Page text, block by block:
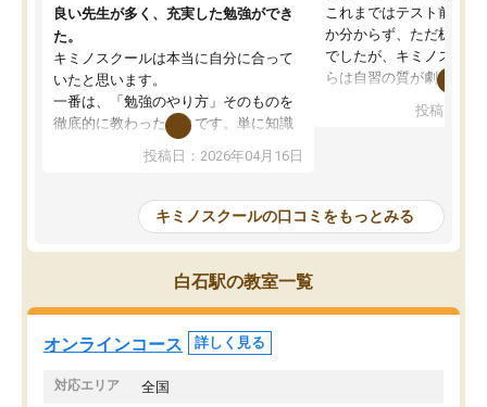
良い先生が多く、充実した勉強ができ
た。
キミノスクールは本当に自分に合って
いたと思います。
一番は、「勉強のやり方」そのものを
徹底的に教わったことです。単に知識
を詰め込むのではなく、自学自習の習
慣が身につくよう並走してくれるの
はなくなりました。
講師の方との距離も近く、親身なコー
チングのおかげで、停滞期もモチベー
ションを維持できました。「やらされ
る勉強」から「目標のための勉強」へ
意識が変わったことが、目標校への合
投稿日：2026年04月16日
これまではテスト前に何
か分からず、ただ机に座
でしたが、キミノスクー
らは自習の質が劇的に変
を明確にしてくれるの
の仕方をコーチングして
ルなので、家での学習習
身につきました。結果と
た。自分から学ぶ姿勢を
投稿日：
キミノスクールの口コミをもっとみる
白石駅の教室一覧
オンラインコース 詳しく見る
対応エリア 全国